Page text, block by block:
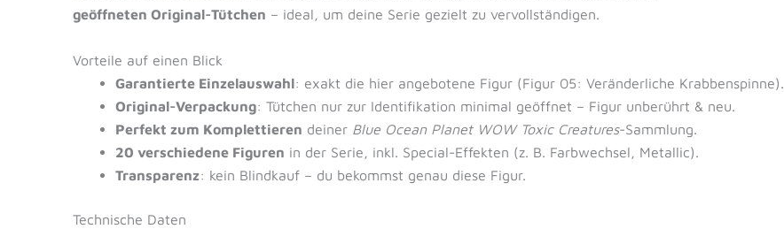
geöffneten Original-Tütchen – ideal, um deine Serie gezielt zu vervollständigen.
Vorteile auf einen Blick
Garantierte Einzelauswahl: exakt die hier angebotene Figur (Figur 05: Veränderliche Krabbenspinne).
Original-Verpackung: Tütchen nur zur Identifikation minimal geöffnet – Figur unberührt & neu.
Perfekt zum Komplettieren deiner Blue Ocean Planet WOW Toxic Creatures-Sammlung.
20 verschiedene Figuren in der Serie, inkl. Special-Effekten (z. B. Farbwechsel, Metallic).
Transparenz: kein Blindkauf – du bekommst genau diese Figur.
Technische Daten